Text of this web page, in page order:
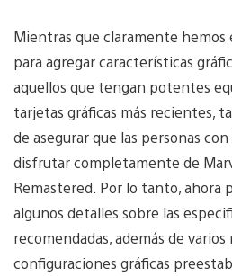
Mientras que claramente hemos
para agregar características
aquellos que tengan potentes
tarjetas gráficas más recientes,
de asegurar que las personas
disfrutar completamente de
Remastered. Por lo tanto, ahora
algunos detalles sobre las
recomendadas, además de varios
configuraciones gráficas